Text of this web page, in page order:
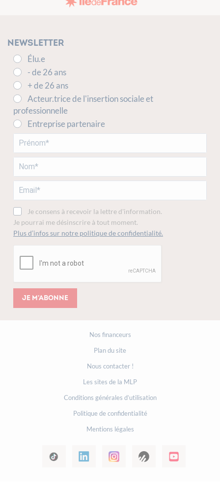
Newsletter
Élu.e
- de 26 ans
+ de 26 ans
Acteur.trice de l'insertion sociale et
professionnelle
Entreprise partenaire
Je consens à recevoir la lettre d'information.
Je pourrai me désinscrire à tout moment.
Plus d’infos sur notre politique de confidentialité.
Je m'abonne
Nos financeurs
Plan du site
Nous contacter !
Les sites de la MLP
Conditions générales d’utilisation
Politique de confidentialité
Mentions légales